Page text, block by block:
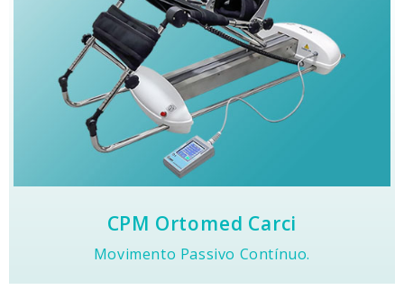
CPM Ortomed Carci
Movimento Passivo Contínuo.
Indispensável no pós operatório de joelhos.
Clique e Conheça